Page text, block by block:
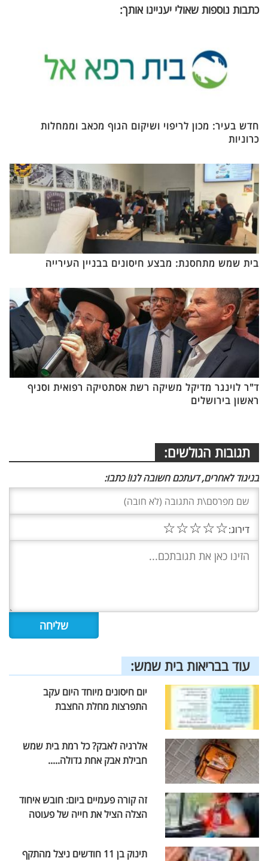
כתבות נוספות שאולי יעניינו אותך:
חדש בעיר: מכון לריפוי ושיקום הגוף מכאב וממחלות
כרוניות
בית שמש מתחסנת: מבצע חיסונים בבניין העירייה
ד"ר לוינגר מדיקל משיקה רשת אסתטיקה רפואית וסניף
ראשון בירושלים
תגובות הגולשים:
בניגוד לאחרים, דעתכם חשובה לנו! כתבו:
דירוג:☆
☆
☆
☆
☆
עוד בבריאות בית שמש:
יום חיסונים מיוחד היום עקב
התפרצות מחלת החצבת
אלרגיה לאבק? כל רמת בית שמש
חבילת אבק אחת גדולה.....
זה קורה פעמיים ביום: חובש איחוד
הצלה הציל את חייה של פעוטה
תינוק בן 11 חודשים ניצל מהתקף